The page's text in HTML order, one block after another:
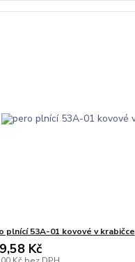
plnící 53A-01 kovové v krabičce
Kč